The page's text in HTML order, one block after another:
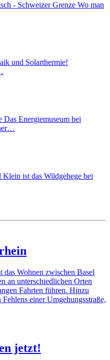
- Schweizer Grenze Wo man
und Solarthermie!
Das Energiemuseum bei
ist das Wildgehege bei
das Wohnen zwischen Basel
an unterschiedlichen Orten
Fahrten führen. Hinzu
einer Umgehungsstraße,
jetzt!